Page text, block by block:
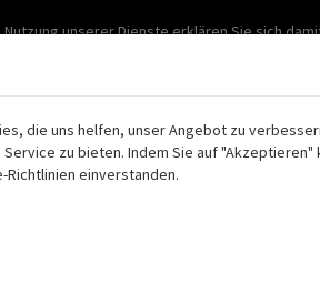
unserer Dienste erklären Sie sich
Support: 03501-
die uns helfen, unser Angebot zu
zu bieten. Indem Sie auf "Akzeptieren"
Richtlinien einverstanden.